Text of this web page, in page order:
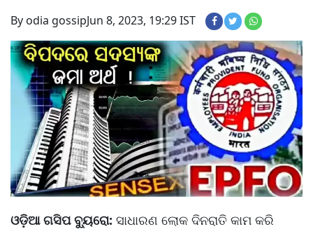
By odia gossipJun 8, 2023, 19:29 IST
ଓଡ଼ିଆ ଗସିପ ବ୍ୟୁରୋ: ସାଧାରଣ ଲୋକ ଦିନରାତି କାମ କରି